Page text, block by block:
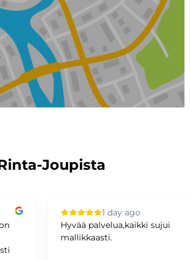
Joupista
1 day ago
Hyvää palvelua,kaikki sujui
mallikkaasti.